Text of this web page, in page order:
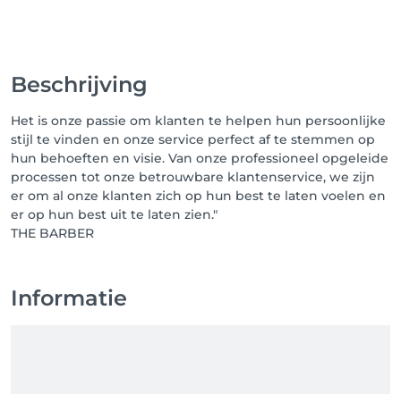
Beschrijving
Het is onze passie om klanten te helpen hun persoonlijke
stijl te vinden en onze service perfect af te stemmen op
hun behoeften en visie. Van onze professioneel opgeleide
processen tot onze betrouwbare klantenservice, we zijn
er om al onze klanten zich op hun best te laten voelen en
er op hun best uit te laten zien."
THE BARBER
Informatie